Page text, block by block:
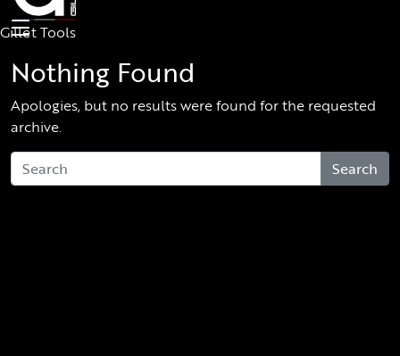
Skip to main content
Gillet Tools
Nothing Found
Apologies, but no results were found for the requested
archive.
Search